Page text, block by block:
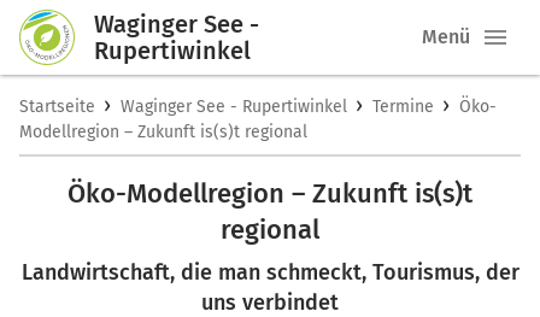
Waginger See -
Rupertiwinkel
Menü
Startseite › Waginger See - Rupertiwinkel › Termine › Öko-
Modellregion – Zukunft is(s)t regional
Öko-Modellregion – Zukunft is(s)t
regional
Landwirtschaft, die man schmeckt, Tourismus, der
uns verbindet